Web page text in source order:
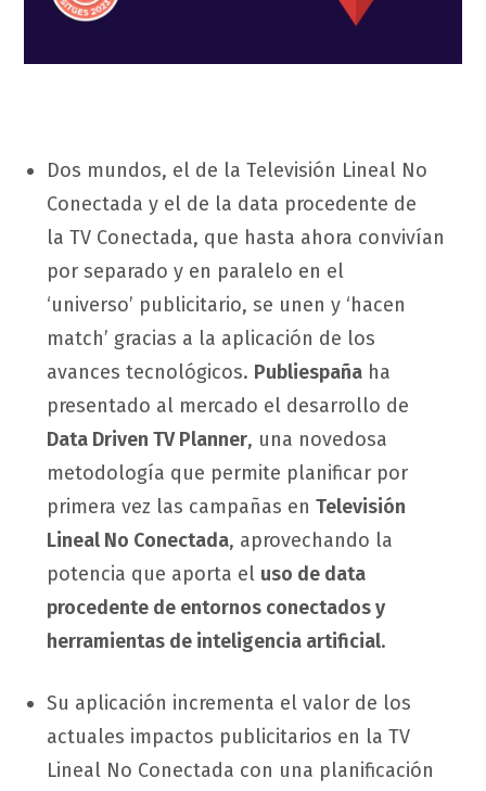
Dos mundos, el de la Televisión Lineal No
Conectada y el de la data procedente de
la TV Conectada, que hasta ahora convivían
por separado y en paralelo en el
‘universo’ publicitario, se unen y ‘hacen
match’ gracias a la aplicación de los
avances tecnológicos. Publiespaña ha
presentado al mercado el desarrollo de
Data Driven TV Planner, una novedosa
metodología que permite planificar por
primera vez las campañas en Televisión
Lineal No Conectada, aprovechando la
potencia que aporta el uso de data
procedente de entornos conectados y
herramientas de inteligencia artificial.
Su aplicación incrementa el valor de los
actuales impactos publicitarios en la TV
Lineal No Conectada con una planificación